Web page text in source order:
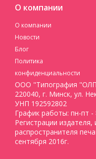
О компании
О компании
Новости
Блог
Политика
конфиденциальности
ООО "Типография
220040, г. Минск, ул.
УНП 192592802
График работы: пн-пт -
Регистрации издателя,
распространителя
сентября 2016г.